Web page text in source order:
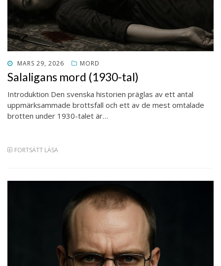
PUBLICERAT
DEN
MARS 29, 2026 MORD
Salaligans mord (1930-tal)
Introduktion Den svenska historien präglas av ett antal
uppmärksammade brottsfall och ett av de mest omtalade
brotten under 1930-talet är…
FORTSÄTT LÄSA